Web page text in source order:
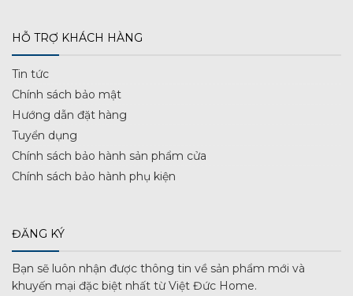
HỖ TRỢ KHÁCH HÀNG
Tin tức
Chính sách bảo mật
Hướng dẫn đặt hàng
Tuyển dụng
Chính sách bảo hành sản phẩm cửa
Chính sách bảo hành phụ kiện
ĐĂNG KÝ
Bạn sẽ luôn nhận được thông tin về sản phẩm mới và
khuyến mại đặc biệt nhất từ Việt Đức Home.